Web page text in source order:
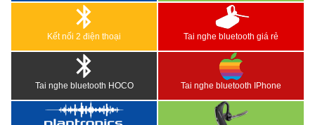
Kết nối 2 điện thoại Tai nghe bluetooth giá rẻ
Tai nghe bluetooth HOCO Tai nghe bluetooth IPhone